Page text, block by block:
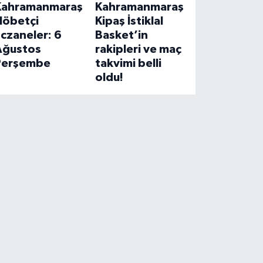
6
Kahramanmaraş
Kipaş İstiklal
Basket’in
rakipleri ve maç
takvimi belli
oldu!